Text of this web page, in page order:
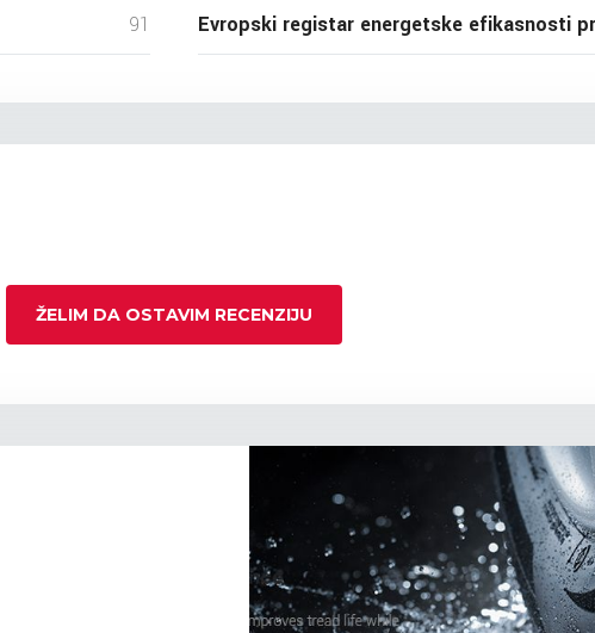
91 Evropski registar energetske efikasnosti
ŽELIM DA OSTAVIM RECENZIJU